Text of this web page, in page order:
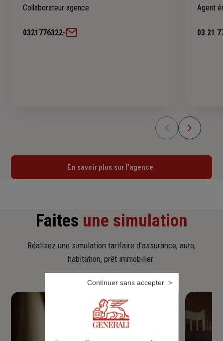
Collaborateur agence
0321776322-
Agent
03 21
En savoir plus sur l'agence
Faites une simulation
Réalisez une simulation tarifaire d'assurance, auto,
habitation, prêt immobilier.
Continuer sans accepter